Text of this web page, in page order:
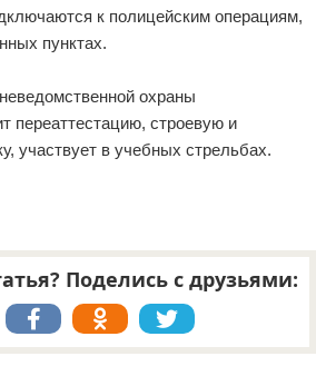
к полицейским операциям,
пунктах.
охраны
переаттестацию, строевую и
участвует в учебных стрельбах.
Поделись с друзьями: